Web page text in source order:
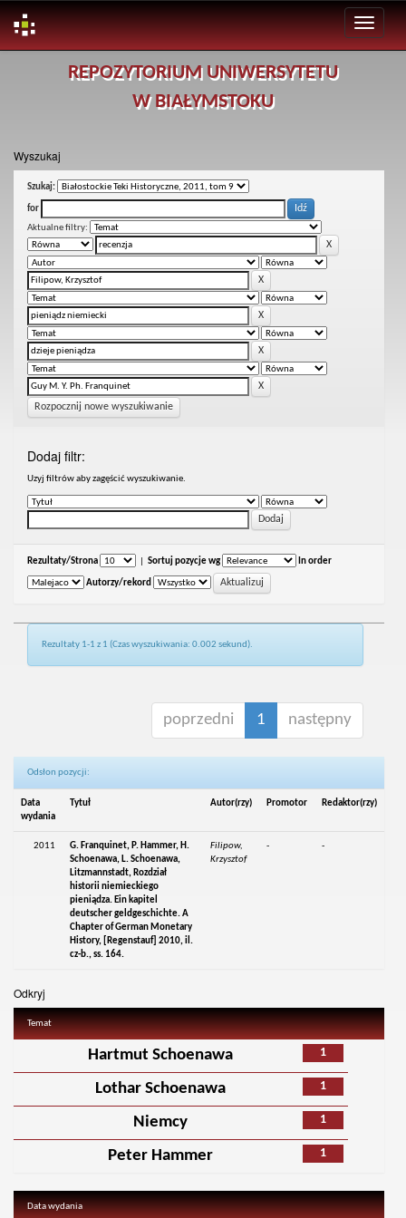
REPOZYTORIUM UNIWERSYTETU
W BIAŁYMSTOKU
Wyszukaj
Szukaj:
for
Aktualne filtry:
Rozpocznij nowe wyszukiwanie
Dodaj filtr:
Uzyj filtrów aby zagęścić wyszukiwanie.
Rezultaty/Strona Sortuj pozycje wg In order
Autorzy/rekord
Rezultaty 1-1 z 1 (Czas wyszukiwania: 0.002 sekund).
poprzedni 1 następny
Odsłon pozycji:
Data
wydania
Tytuł Autor(rzy) Promotor Redaktor(rzy)
2011
G. Franquinet, P. Hammer, H.
Schoenawa, L. Schoenawa,
Litzmannstadt, Rozdział
historii niemieckiego
pieniądza. Ein kapitel
deutscher geldgeschichte. A
Chapter of German Monetary
History, [Regenstauf] 2010, il.
cz-b., ss. 164.
Filipow,
Krzysztof
- -
Odkryj
Temat
1
Hartmut Schoenawa
1
Lothar Schoenawa
1
Niemcy
1
Peter Hammer
Data wydania